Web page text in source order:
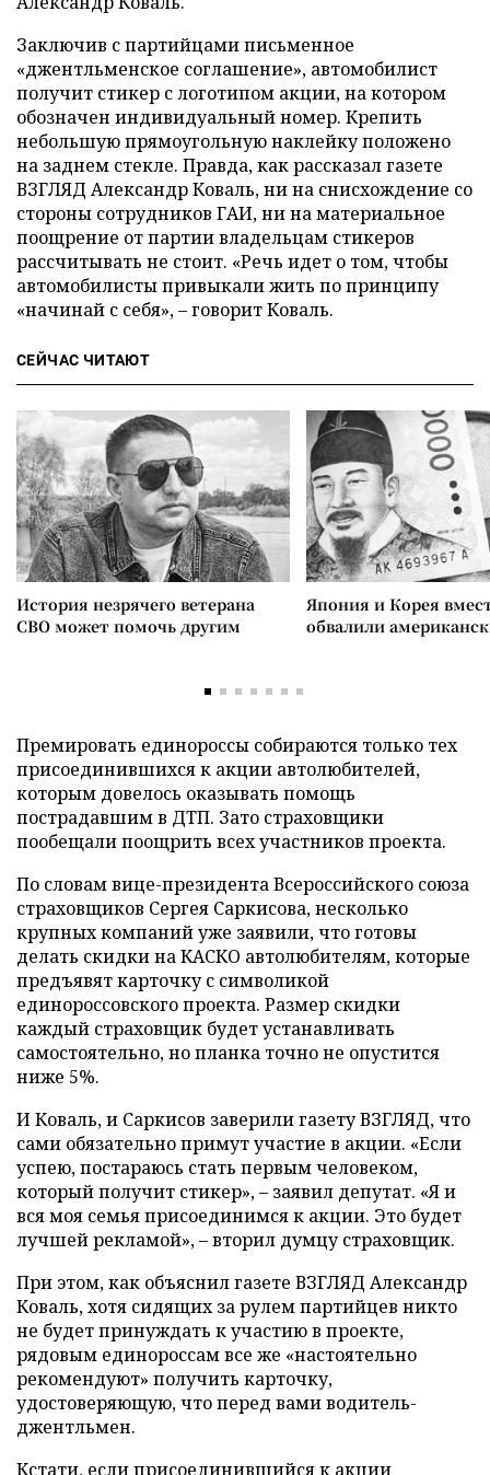
Заключив с партийцами письменное
«джентльменское соглашение», автомобилист
получит стикер с логотипом акции, на котором
обозначен индивидуальный номер. Крепить
небольшую прямоугольную наклейку положено
на заднем стекле. Правда, как рассказал газете
ВЗГЛЯД Александр Коваль, ни на снисхождение со
стороны сотрудников ГАИ, ни на материальное
поощрение от партии владельцам стикеров
рассчитывать не стоит. «Речь идет о том, чтобы
автомобилисты привыкали жить по принципу
«начинай с себя», – говорит Коваль.
СЕЙЧАС ЧИТАЮТ
История незрячего ветерана
СВО может помочь другим
Япония и Корея
обвалили
Премировать единороссы собираются только тех
присоединившихся к акции автолюбителей,
которым довелось оказывать помощь
пострадавшим в ДТП. Зато страховщики
пообещали поощрить всех участников проекта.
По словам вице-президента Всероссийского союза
страховщиков Сергея Саркисова, несколько
крупных компаний уже заявили, что готовы
делать скидки на КАСКО автолюбителям, которые
предъявят карточку с символикой
единороссовского проекта. Размер скидки
каждый страховщик будет устанавливать
самостоятельно, но планка точно не опустится
ниже 5%.
И Коваль, и Саркисов заверили газету ВЗГЛЯД, что
сами обязательно примут участие в акции. «Если
успею, постараюсь стать первым человеком,
который получит стикер», – заявил депутат. «Я и
вся моя семья присоединимся к акции. Это будет
лучшей рекламой», – вторил думцу страховщик.
При этом, как объяснил газете ВЗГЛЯД Александр
Коваль, хотя сидящих за рулем партийцев никто
не будет принуждать к участию в проекте,
рядовым единороссам все же «настоятельно
рекомендуют» получить карточку,
удостоверяющую, что перед вами водитель-
джентльмен.
Кстати, если присоединившийся к акции